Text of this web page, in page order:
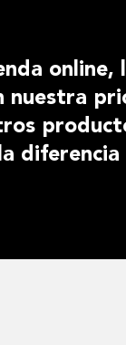
online,
nuestra
diferencia